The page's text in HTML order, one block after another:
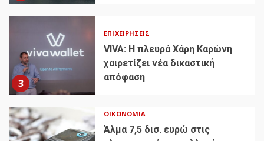
3
ΕΠΙΧΕΙΡΉΣΕΙΣ
VIVA: Η πλευρά Χάρη Καρώνη
χαιρετίζει νέα δικαστική
απόφαση
ΟΙΚΟΝΟΜΊΑ
Άλμα 7,5 δισ. ευρώ στις